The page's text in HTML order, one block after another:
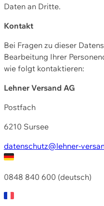
Daten an Dritte.
Kontakt
Bei Fragen zu dieser
Bearbeitung Ihrer
wie folgt kontaktieren:
Lehner Versand AG
Postfach
6210 Sursee
datenschutz@lehner-
0848 840 600 (deutsch)